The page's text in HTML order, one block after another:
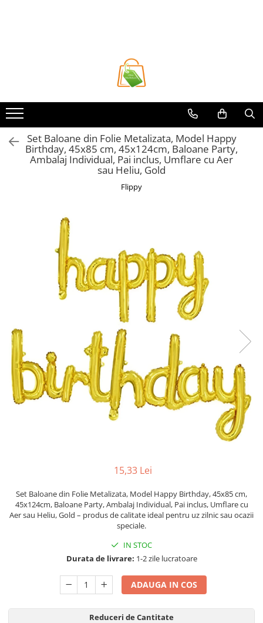
Accesorii Birou si Consumabile
Articole pentru baie
Articole pentru Bucatarie
Accesorii Bucătărie
Dozatoare Condimente
Organizatoare si Depozitare
Pahare, Sticle si Cani
Ustensile pentru Bucătărie
Ustensile pentru Bucătărie
Articole pentru Casa si Curatenie
Accesorii Ingrijire Casa
Cutii depozitare
Diverse Casa
Incalzire si climatizare
Lumanari
Maturi, Perii, Mopuri si Galeti
Produse ingrijire incaltaminte
Steaguri
Tapet 3D Autoadeziv
Uscatoare si Standere Haine
Articole pentru Gradina si Bricolaj
Articole pentru Iluminat
Corpuri de iluminat
Lampi de veghe
Set Baloane din Folie Metalizata, Model Happy
Birthday, 45x85 cm, 45x124cm, Baloane Party,
Ambalaj Individual, Pai inclus, Umflare cu Aer
sau Heliu, Gold
Flippy
15,33 Lei
Set Baloane din Folie Metalizata, Model Happy Birthday, 45x85 cm,
45x124cm, Baloane Party, Ambalaj Individual, Pai inclus, Umflare cu
Aer sau Heliu, Gold – produs de calitate ideal pentru uz zilnic sau ocazii
speciale.
IN STOC
Durata de livrare: 1-2 zile lucratoare
ADAUGA IN COS
Reduceri de Cantitate